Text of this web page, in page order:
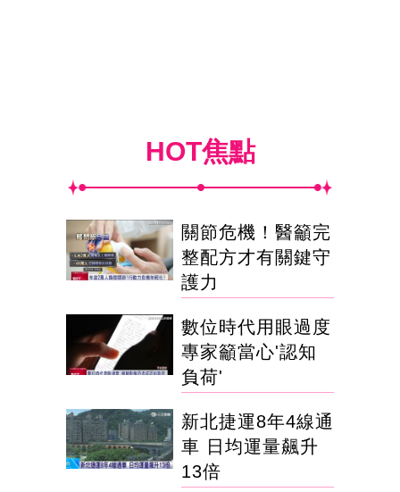
HOT焦點
關節危機！醫籲完
整配方才有關鍵守
護力
數位時代用眼過度
專家籲當心'認知
負荷'
新北捷運8年4線通
車 日均運量飆升
13倍